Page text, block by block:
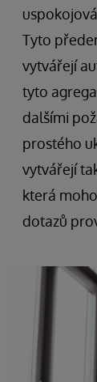
Tyto
vytvářejí
tyto
dalšími
prostého
vytvářejí
která
dotazů